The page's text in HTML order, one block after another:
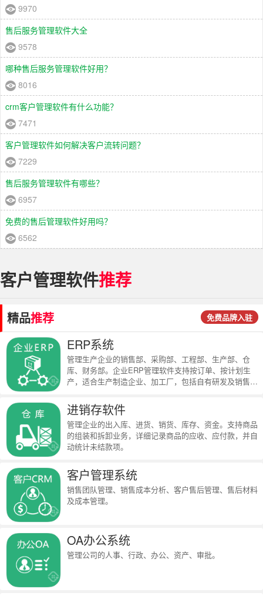
9970
售后服务管理软件大全
9578
哪种售后服务管理软件好用？
8016
crm客户管理软件有什么功能？
7471
客户管理软件如何解决客户流转问题？
7229
售后服务管理软件有哪些？
6957
免费的售后管理软件好用吗？
6562
客户管理软件推荐
精品推荐 免费品牌入驻
ERP系统
管理生产企业的销售部、采购部、工程部、生产部、仓
库、财务部。企业ERP管理软件支持按订单、按计划生
产，适合生产制造企业、加工厂，包括自有研发及销售的
进销存软件
管理企业的出入库、进货、销货、库存、资金。支持商品
的组装和拆卸业务，详细记录商品的应收、应付款，并自
动统计未结款项。
客户管理系统
销售团队管理、销售成本分析、客户售后管理、售后材料
及成本管理。
OA办公系统
管理公司的人事、行政、办公、资产、审批。